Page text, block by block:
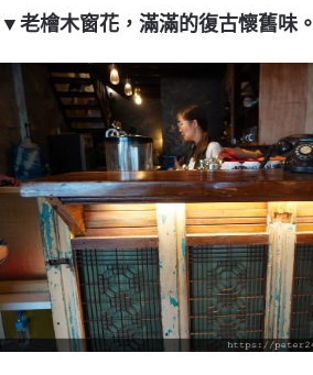
▼老檜木窗花，滿滿的復古懷舊味。